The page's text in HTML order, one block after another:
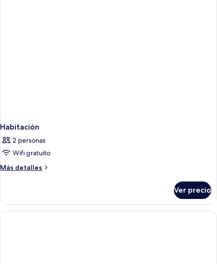
Habitación
2 personas
Wifi gratuito
Más detalles
Más
Ver precio